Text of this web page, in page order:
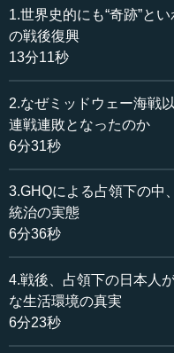
と向かう。（2019年7月
興：“奇跡”の真実」より、
追加日：2019年9月3日
カテゴリー：
歴史・民族
※以下、本文は講演資料
動画と合わせてご利用く
5. 朝鮮戦争
（1）朝鮮半島の分断：朝
・1945.8.ソ連の朝鮮半島
軍Dean Rusk将軍）はソ
示。ソ連はそれを受けて
・1948.8.15.李承晩がソ
承晩は米国の対応に不満
1.世界史的にも“奇跡”と
の戦後復興
13分11秒
2.なぜミッドウェー海戦
連戦連敗となったのか
6分31秒
3.GHQによる占領下の中
統治の実態
6分36秒
4.戦後、占領下の日本人
な生活環境の真実
6分23秒